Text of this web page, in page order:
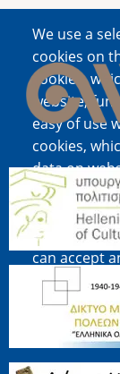
We use a
cookies on
cookies,
website;
easy of use
cookies,
data on
cookies,
content and
ALL", you
can accept
revoke
"Settings".
Cookie
Image
Image
Image